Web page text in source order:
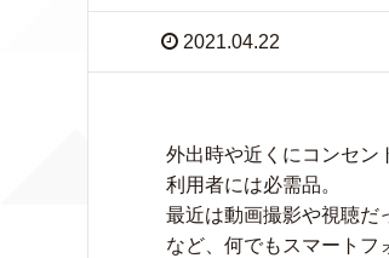
2021.04.22
外出時や近くにコンセン
利用者には必需品。
最近は動画撮影や視聴だ
など、何でもスマートフ